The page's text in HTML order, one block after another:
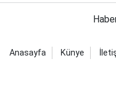
Anasayfa Künye